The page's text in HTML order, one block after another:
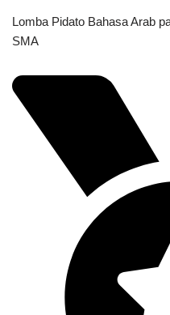
Lomba Pidato Bahasa Arab
SMA